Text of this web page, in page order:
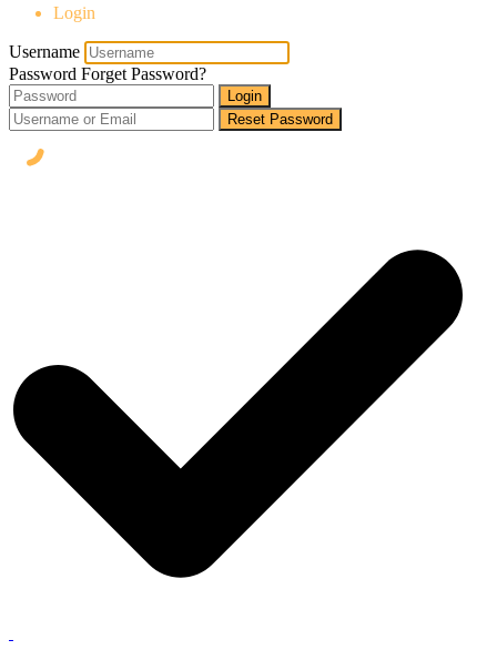
Login
Username
Password Forget Password?
Login
Reset Password